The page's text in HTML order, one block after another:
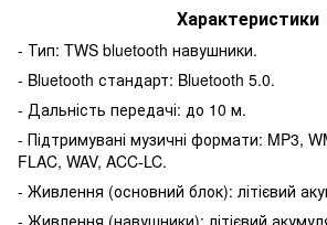
Характеристики
- Тип: TWS bluetooth навушники.
- Bluetooth стандарт: Bluetooth 5.0.
- Дальність передачі: до 10 м.
- Підтримувані музичні формати: MP3,
FLAC, WAV, ACC-LC.
- Живлення (основний блок): літієвий
- Живлення (навушники): літієвий